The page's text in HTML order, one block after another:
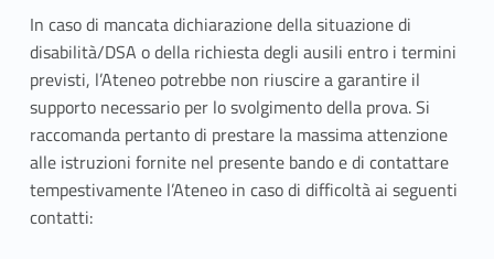
o
n
d
i
s
In caso di mancata dichiarazione della situazione di
disabilità/DSA o della richiesta degli ausili entro i termini
previsti, l’Ateneo potrebbe non riuscire a garantire il
supporto necessario per lo svolgimento della prova. Si
raccomanda pertanto di prestare la massima attenzione
alle istruzioni fornite nel presente bando e di contattare
tempestivamente l’Ateneo in caso di difficoltà ai seguenti
contatti: